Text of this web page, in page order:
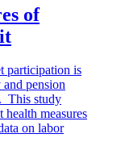
of
participation is
pension
This study
measures
on labor